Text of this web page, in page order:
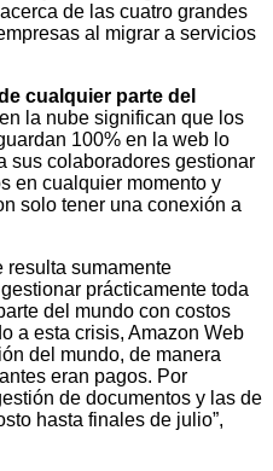
de las cuatro grandes
al migrar a servicios
cualquier parte del
la nube significan que los
100% en la web lo
sus colaboradores gestionar
en cualquier momento y
solo tener una conexión a
resulta sumamente
prácticamente toda
del mundo con costos
a esta crisis, Amazon Web
del mundo, de manera
eran pagos. Por
de documentos y las de
hasta finales de julio”,